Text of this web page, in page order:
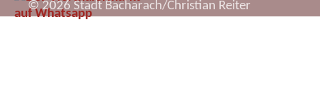
© 2026 Stadt Bacharach/Christian Reiter